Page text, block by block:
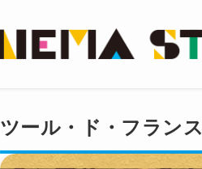
ツール・ド・フランス